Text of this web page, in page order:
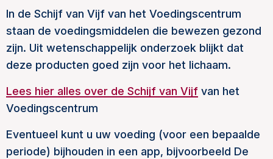
In de Schijf van Vijf van het Voedingscentrum
staan de voedingsmiddelen die bewezen gezond
zijn. Uit wetenschappelijk onderzoek blijkt dat
deze producten goed zijn voor het lichaam.
Lees hier alles over de Schijf van Vijf van het
Voedingscentrum
Eventueel kunt u uw voeding (voor een bepaalde
periode) bijhouden in een app, bijvoorbeeld De